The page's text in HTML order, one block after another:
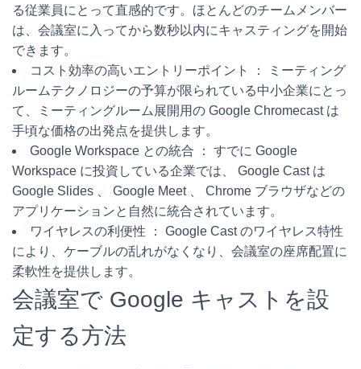
る従業員にとって直感的です。ほとんどのチームメンバー
は、会議室に入ってから数秒以内にキャスティングを開始
できます。
コスト効率の高いエントリーポイント
： ミーティング
ルームテクノロジーの予算が限られている中小企業にとっ
て、ミーティングルーム展開用の Google Chromecast は
手頃な価格の出発点を提供します。
Google Workspace との統合
： すでに Google
Workspace に投資している企業では、 Google Cast は
Google Slides 、 Google Meet 、 Chrome ブラウザなどの
アプリケーションと自然に統合されています。
ワイヤレスの利便性
： Google Cast のワイヤレス特性
により、ケーブルの乱れがなくなり、会議室の座席配置に
柔軟性を提供します。
会議室で Google キャストを設
定する方法